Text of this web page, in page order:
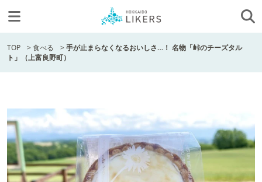
TOP >食べる >手が止まらなくなるおいしさ…！ 名物「峠のチーズタル
ト」（上富良野町）